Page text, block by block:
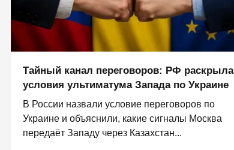
Тайный канал переговоров: РФ раскрыла
условия ультиматума Запада по Украине
В России назвали условие переговоров по
Украине и объяснили, какие сигналы Москва
передаёт Западу через Казахстан...